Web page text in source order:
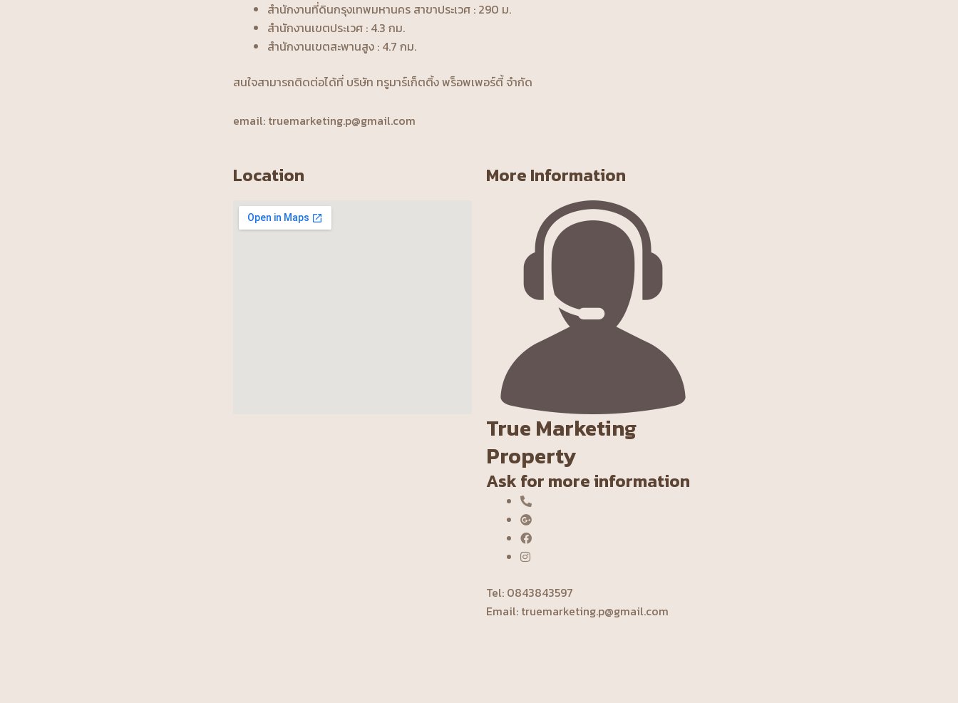
สำนักงานที่ดินกรุงเทพมหานคร สาขาประเวศ : 290 ม.
สำนักงานเขตประเวศ : 4.3 กม.
สำนักงานเขตสะพานสูง : 4.7 กม.
สนใจสามารถติดต่อได้ที่ บริษัท ทรูมาร์เก็ตติ้ง พร็อพเพอร์ตี้ จำกัด
email: truemarketing.p@gmail.com
Location More Information
True Marketing
Property
Ask for more information
Tel: 0843843597‬
Email: truemarketing.p@gmail.com